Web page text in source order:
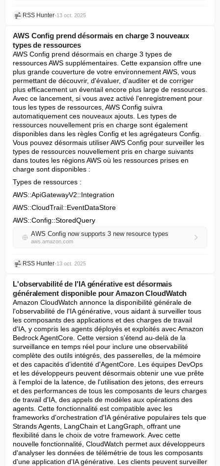
RSS Hunter•13 oct. 2025
AWS Config prend désormais en charge 3 nouveaux
types de ressources
AWS Config prend désormais en charge 3 types de
ressources AWS supplémentaires. Cette expansion offre une
plus grande couverture de votre environnement AWS, vous
permettant de découvrir, d'évaluer, d'auditer et de corriger
plus efficacement un éventail encore plus large de ressources.
Avec ce lancement, si vous avez activé l'enregistrement pour
tous les types de ressources, AWS Config suivra
automatiquement ces nouveaux ajouts. Les types de
ressources nouvellement pris en charge sont également
disponibles dans les règles Config et les agrégateurs Config.
Vous pouvez désormais utiliser AWS Config pour surveiller les
types de ressources nouvellement pris en charge suivants
dans toutes les régions AWS où les ressources prises en
charge sont disponibles :
Types de ressources :
AWS::ApiGatewayV2::Integration
AWS::CloudTrail::EventDataStore
AWS::Config::StoredQuery
AWS Config now supports 3 new resource types
aws.amazon.com
RSS Hunter•13 oct. 2025
L'observabilité de l'IA générative est désormais
généralement disponible pour Amazon CloudWatch
Amazon CloudWatch annonce la disponibilité générale de
l'observabilité de l'IA générative, vous aidant à surveiller tous
les composants des applications et des charges de travail
d'IA, y compris les agents déployés et exploités avec Amazon
Bedrock AgentCore. Cette version s'étend au-delà de la
surveillance en temps réel pour inclure une observabilité
complète des outils intégrés, des passerelles, de la mémoire
et des capacités d'identité d'AgentCore. Les équipes DevOps
et les développeurs peuvent désormais obtenir une vue prête
à l'emploi de la latence, de l'utilisation des jetons, des erreurs
et des performances de tous les composants de leurs charges
de travail d'IA, des appels de modèles aux opérations des
agents. Cette fonctionnalité est compatible avec les
frameworks d'orchestration d'IA générative populaires tels que
Strands Agents, LangChain et LangGraph, offrant une
flexibilité dans le choix de votre framework. Avec cette
nouvelle fonctionnalité, CloudWatch permet aux développeurs
d'analyser les données de télémétrie de tous les composants
d'une application d'IA générative. Les clients peuvent surveiller